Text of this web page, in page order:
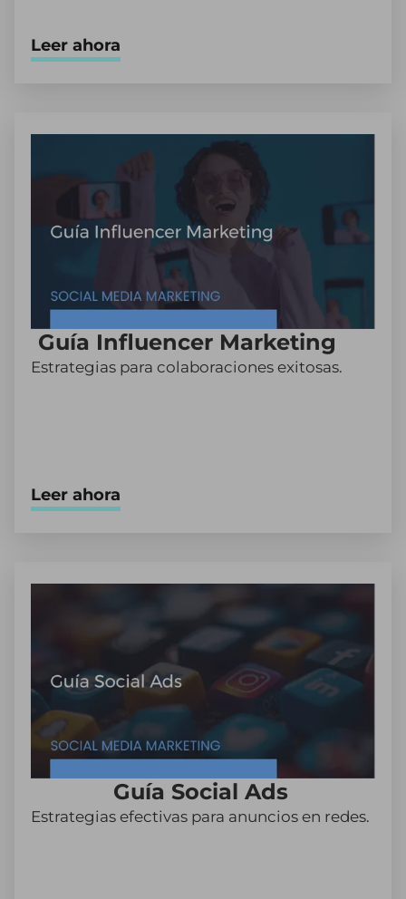
Leer ahora
Guía Influencer Marketing
Estrategias para colaboraciones exitosas.
Leer ahora
Guía Social Ads
Estrategias efectivas para anuncios en redes.